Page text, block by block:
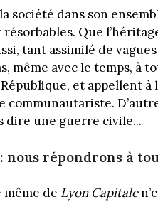
société dans son
Que
tant assimilé de vagues
même avec le temps, à
et appellent à
dire une guerre civile...
nous répondrons à
de Lyon Capitale